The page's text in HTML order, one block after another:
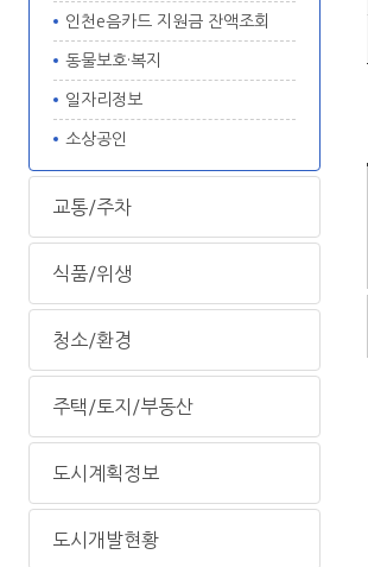
인천e음카드 지원금 잔액조회
동물보호·복지
일자리정보
소상공인
교통/주차
식품/위생
청소/환경
주택/토지/부동산
도시계획정보
도시개발현황